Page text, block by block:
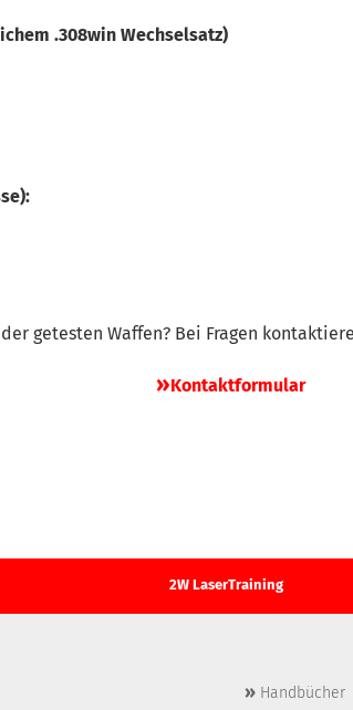
.308win Wechselsatz)
getesten Waffen? Bei Fragen
»Kontaktformular
2W LaserTraining
» Handbücher